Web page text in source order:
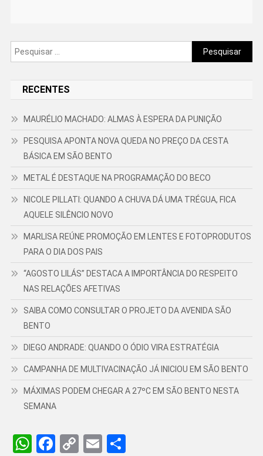
Pesquisar
por:
RECENTES
MAURÉLIO MACHADO: ALMAS À ESPERA DA PUNIÇÃO
PESQUISA APONTA NOVA QUEDA NO PREÇO DA CESTA
BÁSICA EM SÃO BENTO
METAL É DESTAQUE NA PROGRAMAÇÃO DO BECO
NICOLE PILLATI: QUANDO A CHUVA DÁ UMA TRÉGUA, FICA
AQUELE SILÊNCIO NOVO
MARLISA REÚNE PROMOÇÃO EM LENTES E FOTOPRODUTOS
PARA O DIA DOS PAIS
“AGOSTO LILÁS” DESTACA A IMPORTÂNCIA DO RESPEITO
NAS RELAÇÕES AFETIVAS
SAIBA COMO CONSULTAR O PROJETO DA AVENIDA SÃO
BENTO
DIEGO ANDRADE: QUANDO O ÓDIO VIRA ESTRATÉGIA
CAMPANHA DE MULTIVACINAÇÃO JÁ INICIOU EM SÃO BENTO
MÁXIMAS PODEM CHEGAR A 27ºC EM SÃO BENTO NESTA
SEMANA
WhatsApp
Facebook
CopyEmail